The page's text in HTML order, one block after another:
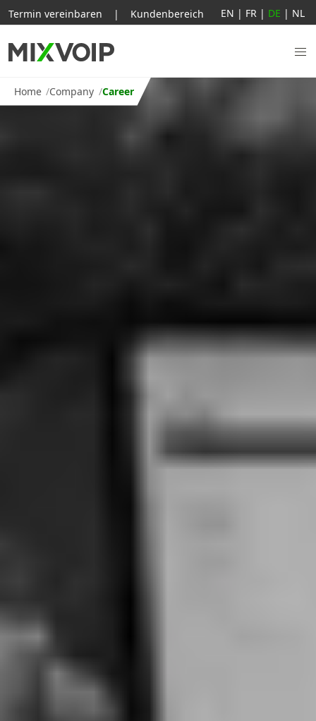
Home Company Career
Termin vereinbaren | Kundenbereich EN | FR | DE | NL